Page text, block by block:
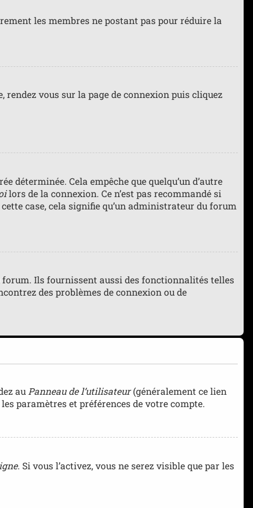
les membres ne postant pas pour réduire la
rendez vous sur la page de connexion puis cliquez
déterminée. Cela empêche que quelqu’un d’autre
lors de la connexion. Ce n’est pas recommandé si
case, cela signifie qu’un administrateur du forum
forum. Ils fournissent aussi des fonctionnalités telles
des problèmes de connexion ou de
au Panneau de l’utilisateur(généralement ce lien
paramètres et préférences de votre compte.
. Si vous l’activez, vous ne serez visible que par les